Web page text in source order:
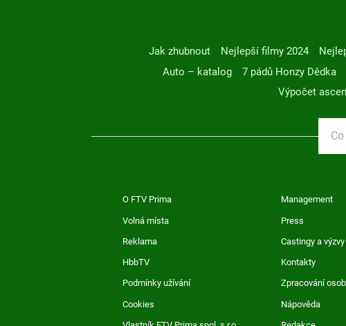
Jak zhubnout Nejlepší filmy 2024
Auto – katalog
7 pádů Honzy Dědka
Výpočet
O FTV Prima Management
Volná místa Press
Reklama Castingy a výzvy
HbbTV Kontakty
Podmínky užívání Zpracování
Cookies Nápověda